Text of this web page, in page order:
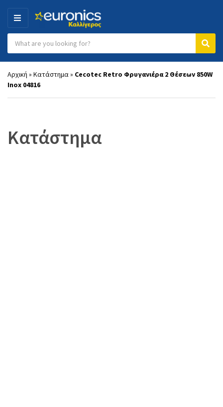
MENU
Category name
Αρχική » Κατάστημα» Cecotec Retro Φρυγανιέρα 2 Θέσεων 850W
Inox 04816
Κατάστημα